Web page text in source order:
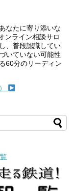
なたに寄り添いな
ンライン相談サロ
、普段認識してい
いていない可能性
60分のリーディン